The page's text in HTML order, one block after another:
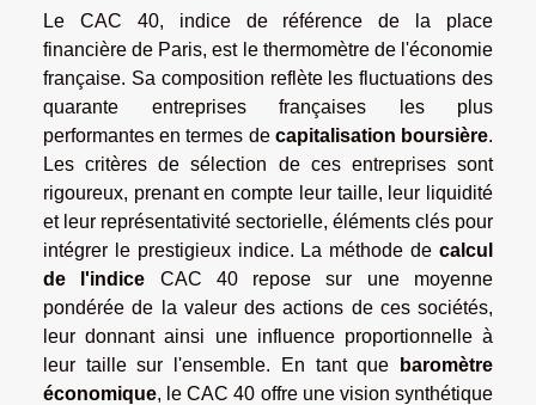
Le CAC 40, indice de référence de la place
financière de Paris, est le thermomètre de l'économie
française. Sa composition reflète les fluctuations des
quarante entreprises françaises les plus
performantes en termes de capitalisation boursière.
Les critères de sélection de ces entreprises sont
rigoureux, prenant en compte leur taille, leur liquidité
et leur représentativité sectorielle, éléments clés pour
intégrer le prestigieux indice. La méthode de calcul
de l'indice CAC 40 repose sur une moyenne
pondérée de la valeur des actions de ces sociétés,
leur donnant ainsi une influence proportionnelle à
leur taille sur l'ensemble. En tant que
baromètre
économique, le CAC 40 offre une vision synthétique